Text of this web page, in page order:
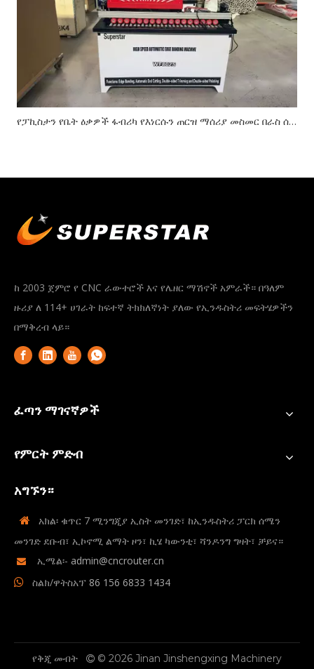
የፓኪስታን የቤት ዕቃዎች ፋብሪካ የእነርሱን ጠርዝ ማሰሪያ መስመር በራስ ሰር እንዲሰራ እንዴት እንደረዳን - የWF-802S ወደ ውጭ መላክ ጉዳይ ጥናት
ከ 2003 ጀምሮ የ CNC ራውተሮች እና የሌዘር ማሽኖች አምራች። በዓለም
ዙሪያ ለ 114+ ሀገራት ከፍተኛ ትክክለኛነት ያለው የኢንዱስትሪ መፍትሄዎችን
በማቅረብ ላይ።
ፈጣን ማገናኛዎች
የምርት ምድብ
አግኙን።

አክል፡ ቁጥር 7 ሚንግጂያ ኢስት መንገድ፣ ከኢንዱስትሪ ፓርክ ሰሜን
መንገድ ደቡብ፣ ኢኮኖሚ ልማት ዞን፣ ኪሄ ካውንቲ፣ ሻንዶንግ ግዛት፣ ቻይና።
 ኢሜል፡- admin@cncrouter.cn
 ስልክ/ዋትስአፕ 86 156 6833 1434
የቅጂ መብት  © 2026 Jinan Jinshengxing Machinery